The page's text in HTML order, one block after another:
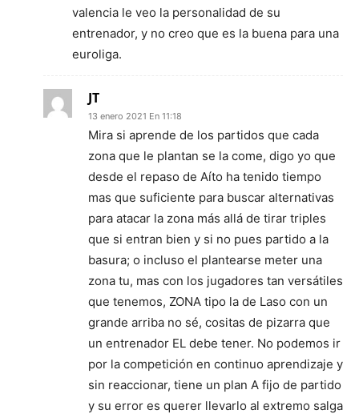
valencia le veo la personalidad de su
entrenador, y no creo que es la buena para una
euroliga.
JT
13 enero 2021 En 11:18
Mira si aprende de los partidos que cada
zona que le plantan se la come, digo yo que
desde el repaso de Aíto ha tenido tiempo
mas que suficiente para buscar alternativas
para atacar la zona más allá de tirar triples
que si entran bien y si no pues partido a la
basura; o incluso el plantearse meter una
zona tu, mas con los jugadores tan versátiles
que tenemos, ZONA tipo la de Laso con un
grande arriba no sé, cositas de pizarra que
un entrenador EL debe tener. No podemos ir
por la competición en continuo aprendizaje y
sin reaccionar, tiene un plan A fijo de partido
y su error es querer llevarlo al extremo salga